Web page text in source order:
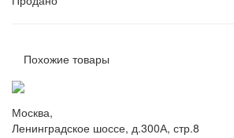
Похожие товары
Москва,
Ленинградское шоссе, д.300А, стр.8